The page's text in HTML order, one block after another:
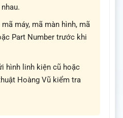
máy, mã màn hình, mã
Part Number trước khi
hình linh kiện cũ hoặc
Hoàng Vũ kiểm tra